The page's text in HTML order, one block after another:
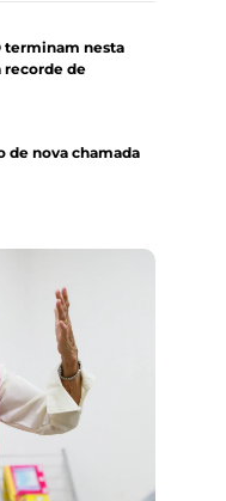
terminam nesta
recorde de
de nova chamada